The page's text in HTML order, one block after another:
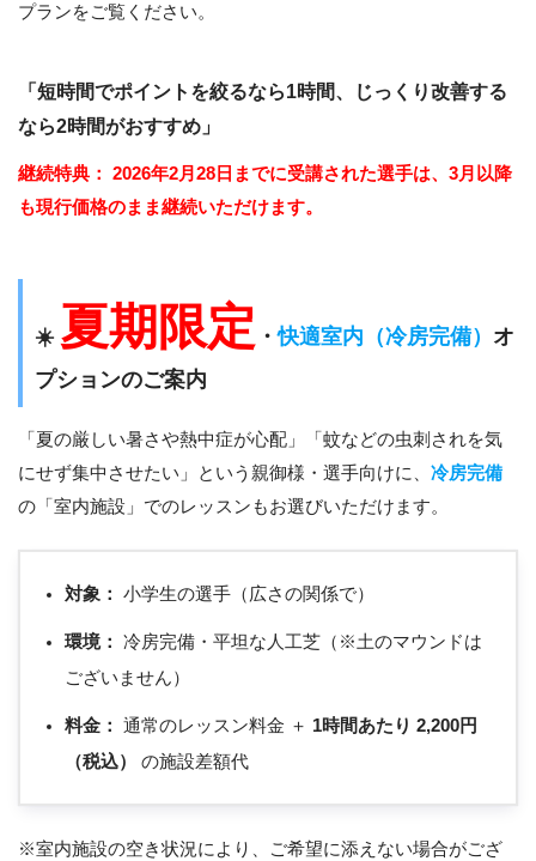
プランをご覧ください。
「短時間でポイントを絞るなら1時間、じっくり改善する
なら2時間がおすすめ」
継続特典：
2026年2月28日までに受講された選手は、3月以降
も現行価格のまま継続いただけます。
☀️ 夏期限定 ・快適室内（冷房完備） オ
プションのご案内
「夏の厳しい暑さや熱中症が心配」「蚊などの虫刺されを気
にせず集中させたい」という親御様・選手向けに、 冷房完備
の「室内施設」でのレッスンもお選びいただけます。
対象： 小学生の選手（広さの関係で）
環境：
冷房完備・平坦な人工芝（※土のマウンドは
ございません）
料金： 通常のレッスン料金 ＋ 1時間あたり 2,200円
（税込）
の施設差額代
※室内施設の空き状況により、ご希望に添えない場合がござ